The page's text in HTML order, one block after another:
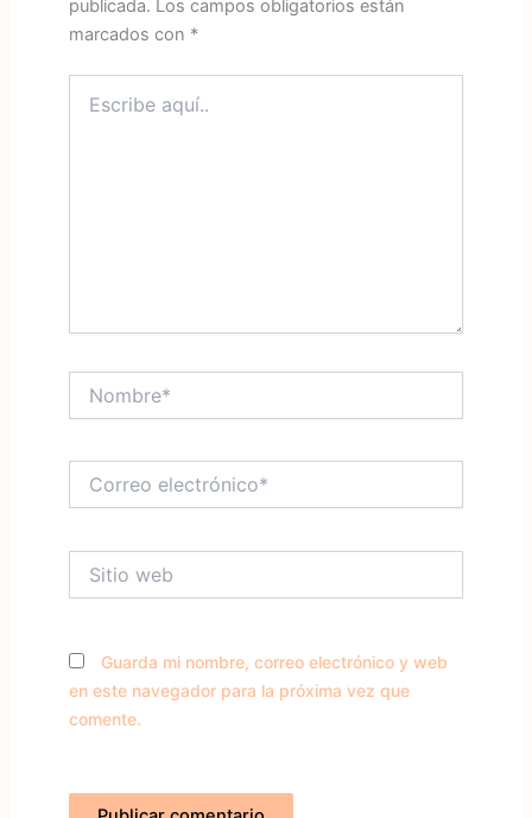
publicada. Los campos obligatorios están
marcados con *
aquí..
electrónico*
web
Guarda mi nombre, correo electrónico y web
en este navegador para la próxima vez que
comente.